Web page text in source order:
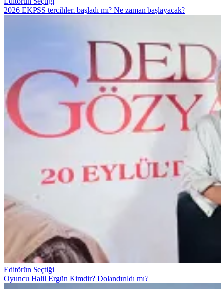
2026 EKPSS tercihleri başladı mı? Ne zaman başlayacak?
Editörün Seçtiği
Oyuncu Halil Ergün Kimdir? Dolandırıldı mı?